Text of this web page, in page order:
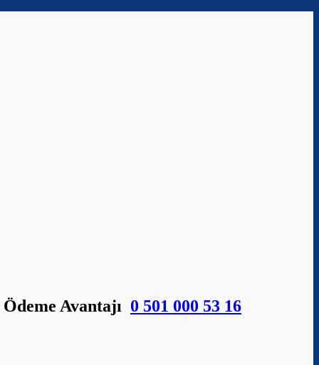
Avantajı 0 501 000 53 16